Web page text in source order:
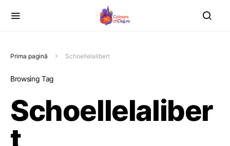
Prima pagină Schoellelalibert
Browsing Tag
Schoellelaliber